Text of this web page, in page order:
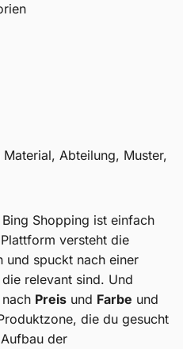
Abteilung, Muster,
Shopping ist einfach
versteht die
und spuckt nach einer
relevant sind. Und
Preis und Farbe und
die du gesucht
der